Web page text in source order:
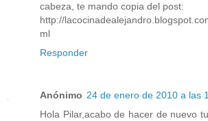
cabeza, te mando copia del post:
http://
ml
Responder
Anónimo 24 de enero de 2010 a las
Hola Pilar,acabo de hacer de nuevo